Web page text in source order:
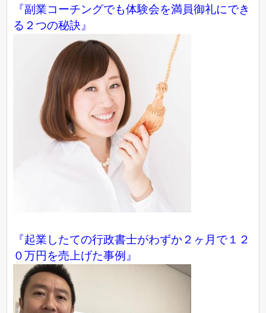
『副業コーチングでも体験会を満員御礼にでき
る２つの秘訣』
『起業したての行政書士がわずか２ヶ月で１２
０万円を売上げた事例』